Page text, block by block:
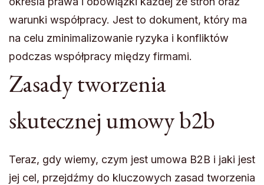
warunki współpracy. Jest to dokument, który ma
na celu zminimalizowanie ryzyka i konfliktów
podczas współpracy między firmami.
Zasady tworzenia
skutecznej umowy b2b
Teraz, gdy wiemy, czym jest umowa B2B i jaki jest
jej cel, przejdźmy do kluczowych zasad tworzenia